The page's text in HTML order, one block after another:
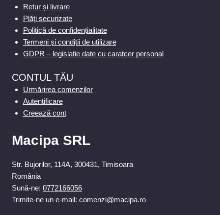
Retur și livrare
Plăți securizate
Politică de confidențialitate
Termeni și condiții de utilizare
GDPR – legislație date cu caratcer personal
CONTUL TĂU
Urmărirea comenzilor
Autentificare
Creează cont
Macipa SRL
Str. Bujorilor, 114A, 300431, Timisoara
România
Sună-ne: 0772166056
Trimite-ne un e-mail: comenzi@macipa.ro